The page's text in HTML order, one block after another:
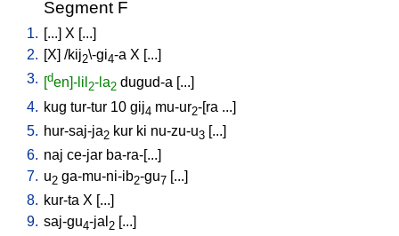
Segment F
1. [...] X [...]
2. [X] /kij2\-gi4-a X [...]
3. [den]-lil 2-la2 dugud-a [...]
4. kug tur-tur 10 gij4 mu-ur2-[ra ...]
5. hur-saj-ja2 kur ki nu-zu-u3 [...]
6. naj ce-jar ba-ra-[...]
7. u2 ga-mu-ni-ib2-gu7 [...]
8. kur-ta X [...]
9. saj-gu4-jal 2 [...]